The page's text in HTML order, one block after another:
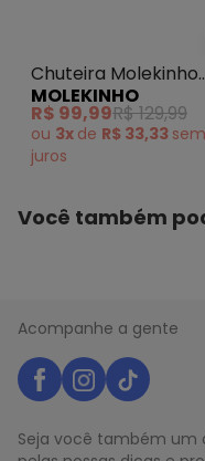
Chuteira Molekinho
(Azul) em Sintético
MOLEKINHO
R$ 99,99R$ 129,99
ou 3x de R$ 33,33 sem
juros
Você também
Acompanhe a gente
Seja você também um